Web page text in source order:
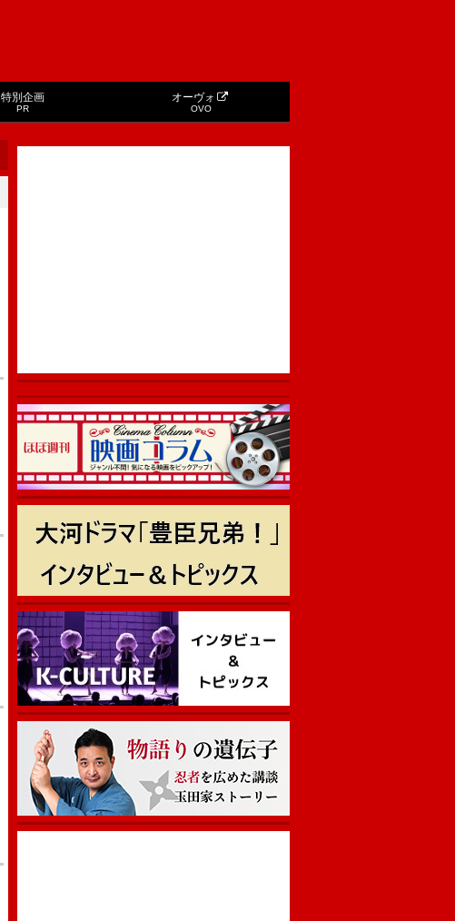
特別企画
PR
オーヴォ
OVO